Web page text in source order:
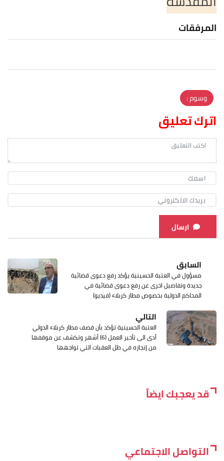
المرفقات
وسوم :
اترك تعليق
ارسال
السابق
مسؤول في العتبة الحسينية يؤكد رفع دعوى قضائية
جديدة وتفاصيل اخرى عن رفع دعوى قضائية في
المحاكم الدولية بخصوص مطار كربلاء (فيديو)
التالي
العتبة الحسينية تؤكد بأن قصف مطار كربلاء الدولي
أدى الى تأخير العمل (6) أشهر وتكشف عن موقفها
من إنجازه في ظل العقبات التي تواجهها
قد يعجبك ايضاً
التواصل الاجتماعي